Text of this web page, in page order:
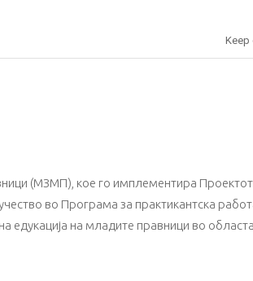
Keep
(МЗМП), кое го имплементира
во Програма за практикантска
едукација на младите правници во